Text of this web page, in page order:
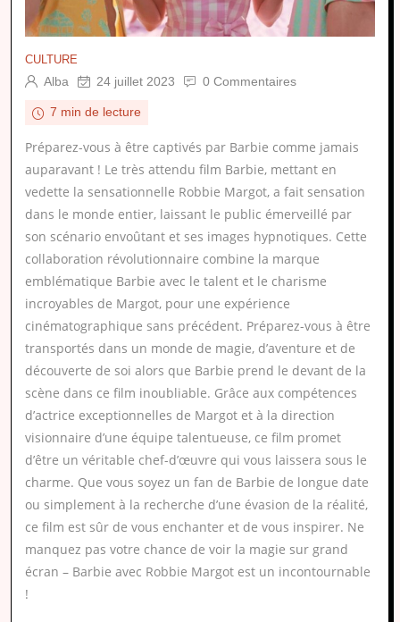
CULTURE
Alba 24 juillet 2023 0 Commentaires
7 min de lecture
Préparez-vous à être captivés par Barbie comme jamais
auparavant ! Le très attendu film Barbie, mettant en
vedette la sensationnelle Robbie Margot, a fait sensation
dans le monde entier, laissant le public émerveillé par
son scénario envoûtant et ses images hypnotiques. Cette
collaboration révolutionnaire combine la marque
emblématique Barbie avec le talent et le charisme
incroyables de Margot, pour une expérience
cinématographique sans précédent. Préparez-vous à être
transportés dans un monde de magie, d’aventure et de
découverte de soi alors que Barbie prend le devant de la
scène dans ce film inoubliable. Grâce aux compétences
d’actrice exceptionnelles de Margot et à la direction
visionnaire d’une équipe talentueuse, ce film promet
d’être un véritable chef-d’œuvre qui vous laissera sous le
charme. Que vous soyez un fan de Barbie de longue date
ou simplement à la recherche d’une évasion de la réalité,
ce film est sûr de vous enchanter et de vous inspirer. Ne
manquez pas votre chance de voir la magie sur grand
écran – Barbie avec Robbie Margot est un incontournable
!